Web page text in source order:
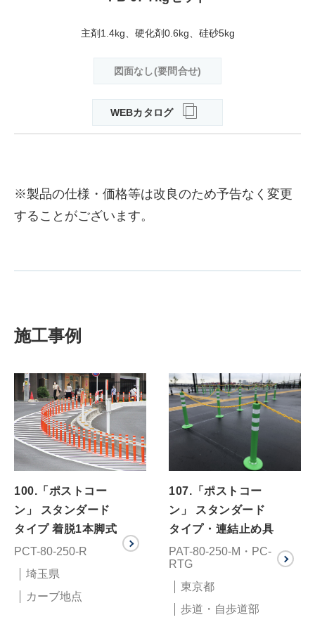
主剤1.4kg、硬化剤0.6kg、硅砂5kg
図面なし(要問合せ)
WEBカタログ
※製品の仕様・価格等は改良のため予告なく変更
することがございます。
施工事例
100.「ポストコー
ン」 スタンダード
タイプ 着脱1本脚式
PCT-80-250-R
埼玉県
カーブ地点
107.「ポストコー
ン」 スタンダード
タイプ・連結止め具
PAT-80-250-M・PC-
RTG
東京都
歩道・自歩道部